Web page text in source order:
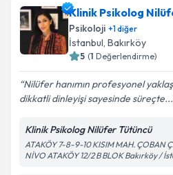
Klinik Psikolog
Psikoloji +1diğer
İstanbul, Bakırköy
5 (1 Değerlendirme)
Nilüfer hanımın profesyonel
dikkatli dinleyişi sayesinde süreçte...
Klinik Psikolog Nilüfer Tütüncü
ATAKÖY 7-8-9-10 KISIM MAH. ÇOBAN
NİVO ATAKÖY 12/2 B BLOK Bakırköy /